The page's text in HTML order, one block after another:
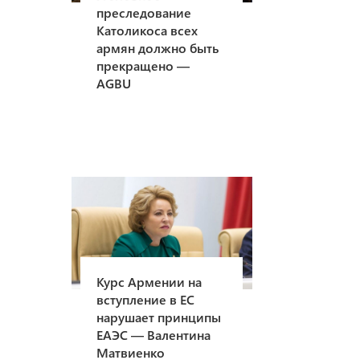
преследование
Католикоса всех
армян должно быть
прекращено —
AGBU
Курс Армении на
вступление в ЕС
нарушает принципы
ЕАЭС — Валентина
Матвиенко